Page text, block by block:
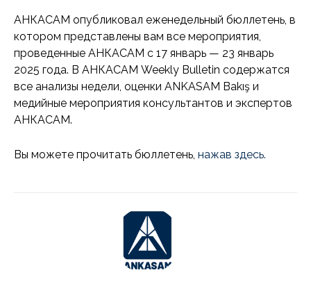
АНКАСАМ опубликовал еженедельный бюллетень, в
котором представлены вам все мероприятия,
проведенные АНКАСАМ с 17 январь — 23 январь
2025 года. В АНКАСАМ Weekly Bulletin содержатся
все анализы недели, оценки ANKASAM Bakış и
медийные мероприятия консультантов и экспертов
АНКАСАМ.
Вы можете прочитать бюллетень, нажав здесь.